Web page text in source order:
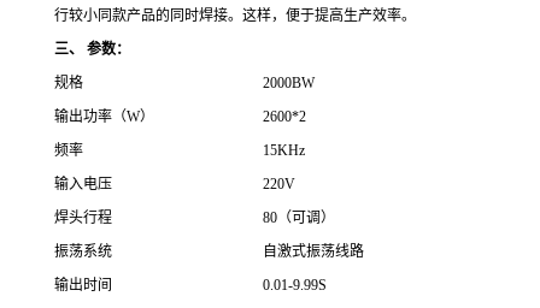
行较小同款产品的同时焊接。这样，便于提高生产效率。
三、 参数：
规格
2000BW
输出功率（W）
2600*2
频率
15KHz
输入电压
220V
焊头行程
80（可调）
振荡系统
自激式振荡线路
输出时间
0.01-9.99S